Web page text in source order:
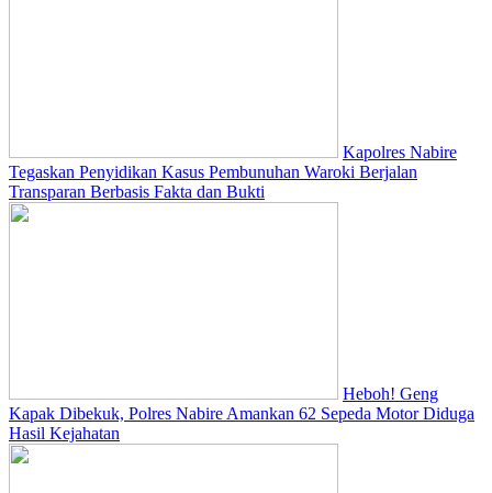
Kapolres Nabire
Tegaskan Penyidikan Kasus Pembunuhan Waroki Berjalan
Transparan Berbasis Fakta dan Bukti
Heboh! Geng
Kapak Dibekuk, Polres Nabire Amankan 62 Sepeda Motor Diduga
Hasil Kejahatan